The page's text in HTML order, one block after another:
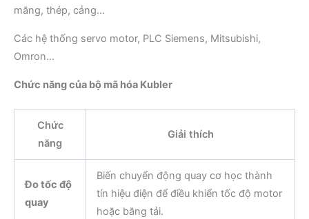
măng, thép, cảng…
Các hệ thống servo motor, PLC Siemens, Mitsubishi,
Omron…
Chức năng của bộ mã hóa Kubler
Chức
năng
Giải thích
Đo tốc độ
quay
Biến chuyển động quay cơ học thành
tín hiệu điện để điều khiển tốc độ motor
hoặc băng tải.